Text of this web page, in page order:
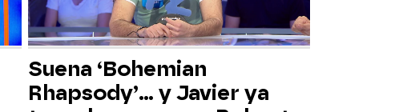
Suena ‘Bohemian
Rhapsody’... y Javier ya